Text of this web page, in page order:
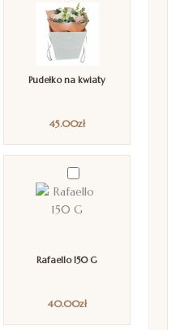
Pudełko na kwiaty
45.00zł
Rafaello 150 G
40.00zł